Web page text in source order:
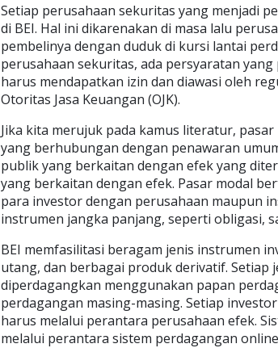
Setiap perusahaan sekuritas yang menjadi
di BEI. Hal ini dikarenakan di masa lalu
pembelinya dengan duduk di kursi lantai
perusahaan sekuritas, ada persyaratan
harus mendapatkan izin dan diawasi oleh
Otoritas Jasa Keuangan (OJK).
Jika kita merujuk pada kamus literatur,
yang berhubungan dengan penawaran
publik yang berkaitan dengan efek yang
yang berkaitan dengan efek. Pasar modal
para investor dengan perusahaan maupun
instrumen jangka panjang, seperti obligasi,
BEI memfasilitasi beragam jenis instrumen
utang, dan berbagai produk derivatif. Setiap
diperdagangkan menggunakan papan
perdagangan masing-masing. Setiap
harus melalui perantara perusahaan efek.
melalui perantara sistem perdagangan